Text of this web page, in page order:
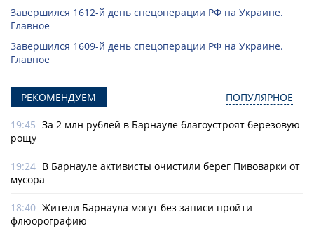
Завершился 1612-й день спецоперации РФ на Украине.
Главное
Завершился 1609-й день спецоперации РФ на Украине.
Главное
РЕКОМЕНДУЕМ ПОПУЛЯРНОЕ
19:45 За 2 млн рублей в Барнауле благоустроят березовую
рощу
19:24 В Барнауле активисты очистили берег Пивоварки от
мусора
18:40 Жители Барнаула могут без записи пройти
флюорографию